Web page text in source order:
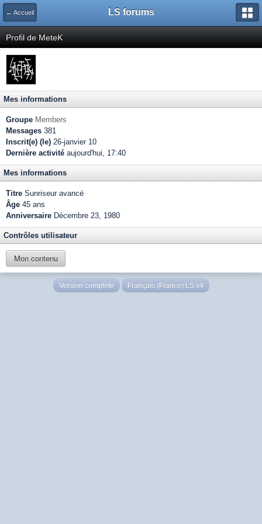
← Accueil LS forums
Profil de MeteK
Mes informations
Groupe Members
Messages 381
Inscrit(e) (le) 26-janvier 10
Dernière activité aujourd'hui, 17:40
Mes informations
Titre Sunriseur avancé
Âge 45 ans
Anniversaire Décembre 23, 1980
Contrôles utilisateur
Mon contenu
Version complète Français (France) LS v4